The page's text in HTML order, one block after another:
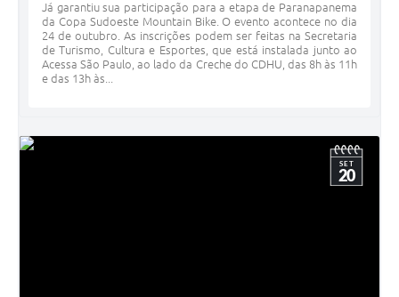
Já garantiu sua participação para a etapa de Paranapanema
da Copa Sudoeste Mountain Bike. O evento acontece no dia
24 de outubro. As inscrições podem ser feitas na Secretaria
de Turismo, Cultura e Esportes, que está instalada junto ao
Acessa São Paulo, ao lado da Creche do CDHU, das 8h às 11h
e das 13h às...
SET
20